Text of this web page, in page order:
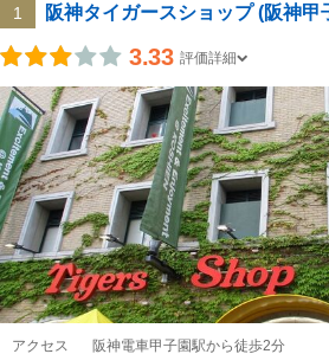
1 阪神タイガースショップ (阪神甲
3.33 評価詳細
アクセス 阪神電車甲子園駅から徒歩2分